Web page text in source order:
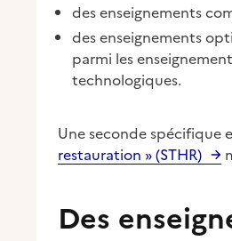
des enseignements
des enseignements
parmi les
technologiques.
Une seconde spécifique
restauration » (STHR)
Des